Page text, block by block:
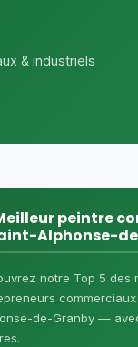
& industriels
peintre
Alphonse-
notre Top 5 des
de-Granby —